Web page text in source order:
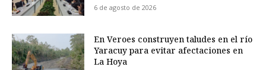
6 de agosto de 2026
En Veroes construyen taludes en el río
Yaracuy para evitar afectaciones en
La Hoya